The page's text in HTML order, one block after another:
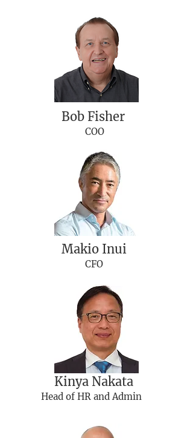
Bob Fisher
COO
Makio Inui
CFO
Kinya Nakata
Head of HR and Admin